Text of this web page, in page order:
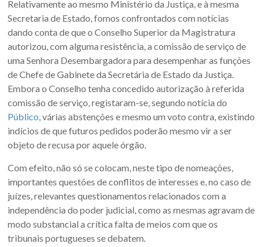
Relativamente ao mesmo Ministério da Justiça, e à mesma
Secretaria de Estado, fomos confrontados com notícias
dando conta de que o Conselho Superior da Magistratura
autorizou, com alguma resistência, a comissão de serviço de
uma Senhora Desembargadora para desempenhar as funções
de Chefe de Gabinete da Secretária de Estado da Justiça.
Embora o Conselho tenha concedido autorização à referida
comissão de serviço, registaram-se, segundo notícia do
Público, várias abstenções e mesmo um voto contra, existindo
indícios de que futuros pedidos poderão mesmo vir a ser
objeto de recusa por aquele órgão.
Com efeito, não só se colocam, neste tipo de nomeações,
importantes questões de conflitos de interesses e, no caso de
juízes, relevantes questionamentos relacionados com a
independência do poder judicial, como as mesmas agravam de
modo substancial a crítica falta de meios com que os
tribunais portugueses se debatem.